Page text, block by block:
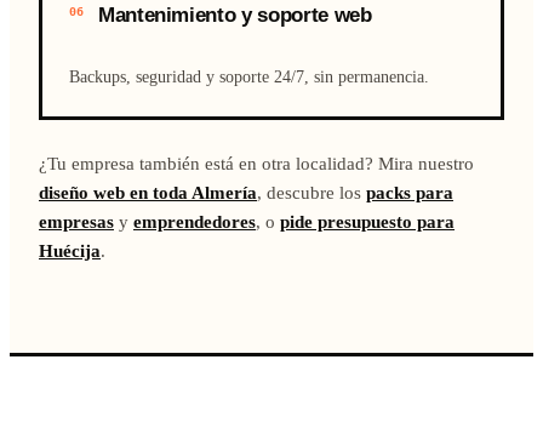
06 Mantenimiento y soporte web
Backups, seguridad y soporte 24/7, sin permanencia.
¿Tu empresa también está en otra localidad? Mira nuestro
diseño web en toda Almería, descubre los packs para
empresas y emprendedores, o pide presupuesto para
Huécija.